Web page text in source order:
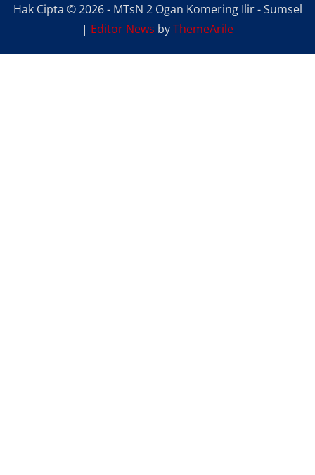
Hak Cipta © 2026 - MTsN 2 Ogan Komering Ilir - Sumsel
| Editor News byThemeArile